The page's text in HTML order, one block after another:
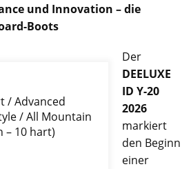
und Innovation – die
Boots
/ Advanced
/ All Mountain
– 10 hart)
Der
DEELUXE
ID Y-20
2026
markiert
den Beginn
einer